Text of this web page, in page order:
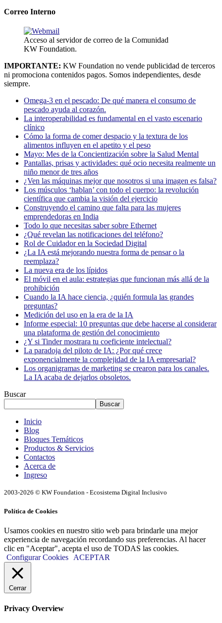
Correo Interno
Acceso al servidor de correo de la Comunidad
KW Foundation.
IMPORTANTE: KW Foundation no vende publicidad de terceros
ni promociona contenidos pagos. Somos independientes, desde
siempre.
Omega-3 en el pescado: De qué manera el consumo de
pescado ayuda al corazón.
La interoperabilidad es fundamental en el vasto escenario
clínico
Cómo la forma de comer despacio y la textura de los
alimentos influyen en el apetito y el peso
Mayo: Mes de la Concientización sobre la Salud Mental
Pantallas, prisas y actividades: qué ocio necesita realmente un
niño menor de tres años
¿Ven las máquinas mejor que nosotros si una imagen es falsa?
Los músculos ‘hablan’ con todo el cuerpo: la revolución
científica que cambia la visión del ejercicio
Construyendo el camino que falta para las mujeres
emprendedoras en India
Todo lo que necesitas saber sobre Ethernet
¿Qué revelan las notificaciones del teléfono?
Rol de Cuidador en la Sociedad Digital
¿La IA está mejorando nuestra forma de pensar o la
reemplaza?
La nueva era de los lípidos
El móvil en el aula: estrategias que funcionan más allá de la
prohibición
Cuando la IA hace ciencia, ¿quién formula las grandes
preguntas?
Medición del uso en la era de la IA
Informe especial: 10 preguntas que debe hacerse al considerar
una plataforma de gestión del conocimiento
¿Y si Tinder mostrara tu coeficiente intelectual?
La paradoja del piloto de IA: ¿Por qué crece
exponencialmente la complejidad de la IA empresarial?
Los organigramas de marketing se crearon para los canales.
La IA acaba de dejarlos obsoletos.
Buscar
Buscar
Inicio
Blog
Bloques Temáticos
Productos & Servicios
Contactos
Acerca de
Ingreso
2003-2026 © KW Foundation - Ecosistema Digital Inclusivo
Política de Cookies
Usamos cookies en nuestro sitio web para brindarle una mejor
experiencia de navegación recordando sus preferencias. Al hacer
clic en "Aceptar", acepta el uso de TODAS las cookies.
Configurar Cookies ACEPTAR
Cerrar
Privacy Overview